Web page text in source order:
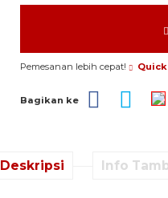
Pemesanan lebih cepat!
Bagikan ke
Deskripsi Info